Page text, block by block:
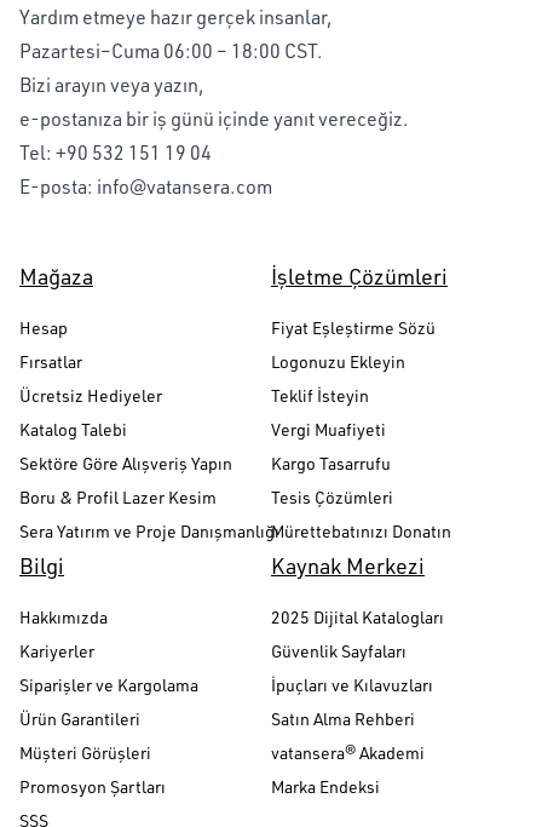
Yardım etmeye hazır gerçek insanlar,
Pazartesi–Cuma 06:00 – 18:00 CST.
Bizi arayın veya yazın,
e-postanıza bir iş günü içinde yanıt vereceğiz.
Tel: +90 532 151 19 04
E-posta: info@vatansera.com
Mağaza
Hesap
Fırsatlar
Ücretsiz Hediyeler
Katalog Talebi
Sektöre Göre Alışveriş Yapın
Boru & Profil Lazer Kesim
Sera Yatırım ve Proje Danışmanlığı
İşletme Çözümleri
Fiyat Eşleştirme Sözü
Logonuzu Ekleyin
Teklif İsteyin
Vergi Muafiyeti
Kargo Tasarrufu
Tesis Çözümleri
Mürettebatınızı Donatın
Bilgi
Hakkımızda
Kariyerler
Siparişler ve Kargolama
Ürün Garantileri
Müşteri Görüşleri
Promosyon Şartları
SSS
Kaynak Merkezi
2025 Dijital Katalogları
Güvenlik Sayfaları
İpuçları ve Kılavuzları
Satın Alma Rehberi
vatansera® Akademi
Marka Endeksi